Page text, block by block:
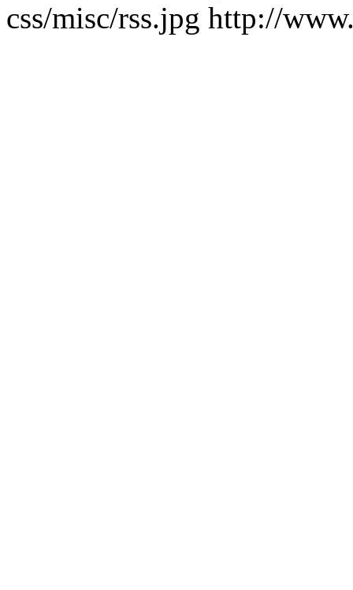
css/misc/rss.jpg http://